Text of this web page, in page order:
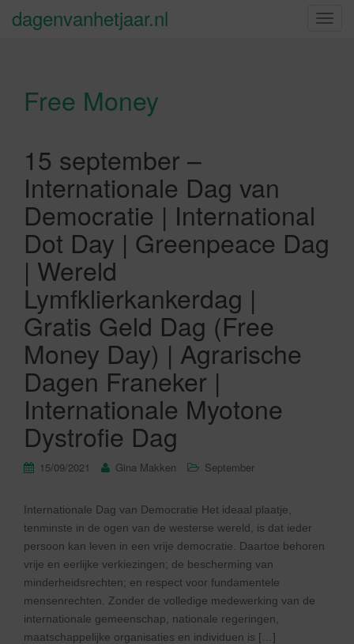
S
a
t
dagenvanhetjaar.nl
Free Money
15 september –
Internationale Dag van
Democratie | International
Dot Day | Greenpeace Dag
| Wereld
Lymfklierkankerdag |
Gratis Geld Dag (Free
Money Day) | Agrarische
Dagen Franeker |
Internationale Myotone
Dystrofie Dag
15/09/2021 Gina Makken September
Internationale Dag van Democratie Het ideaal plaatje,
tenminste in de ogen van de westerse wereld, is dat ieder
persoon kan leven in een vrije democratie. Daartoe behoren
vrije en eerlijke verkiezingen; de bescherming van
minderheidsrechten; en respect voor fundamentele
mensenrechten. Zonder de volledige medewerking van de
internationale gemeenschap, nationale regeringen,
maatschappelijke organisaties en individuen is […]